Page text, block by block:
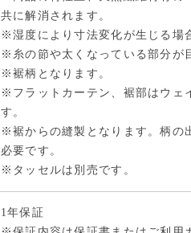
共に解消されます。
※湿度により寸法変化が生じる場
※糸の節や太くなっている部分が
※裾柄となります。
※フラットカーテン、裾部はウェ
す。
※裾からの縫製となります。柄の
必要です。
※タッセルは別売です。
1年保証